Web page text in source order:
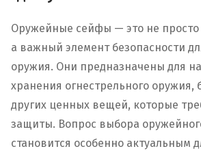
Оружейные сейфы — это не просто
а важный элемент безопасности
оружия. Они предназначены для
хранения огнестрельного оружия,
других ценных вещей, которые
защиты. Вопрос выбора
становится особенно актуальным